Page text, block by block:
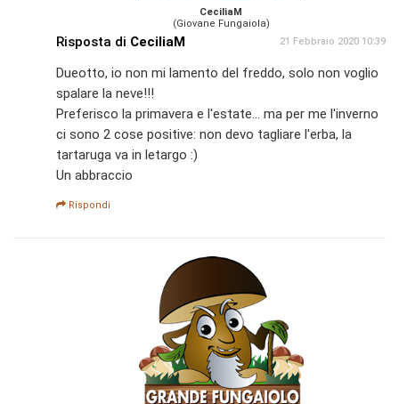
CeciliaM
(Giovane Fungaiola)
Risposta di CeciliaM 21 Febbraio 2020 10:39
Dueotto, io non mi lamento del freddo, solo non voglio
spalare la neve!!!
Preferisco la primavera e l'estate... ma per me l'inverno
ci sono 2 cose positive: non devo tagliare l'erba, la
tartaruga va in letargo :)
Un abbraccio
Rispondi